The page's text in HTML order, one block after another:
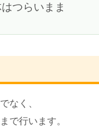
つらいまま
なく、
で行います。